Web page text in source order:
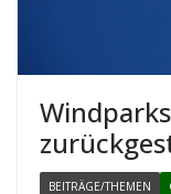
BEITRÄGE/THEMEN